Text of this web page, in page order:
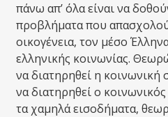
πάνω απ’ όλα είναι να
προβλήματα που
οικογένεια, τον μέσο
ελληνικής κοινωνίας.
να διατηρηθεί η
να διατηρηθεί ο
τα χαμηλά εισοδήματα,